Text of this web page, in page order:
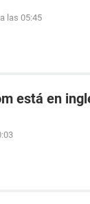
las 05:45
está en